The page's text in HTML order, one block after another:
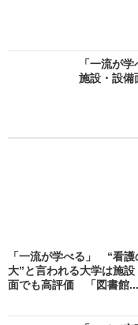
「一流が
施設・設
「一流が学べる」 “看護
大”と言われる大学は施設
面でも高評価 「図書館...